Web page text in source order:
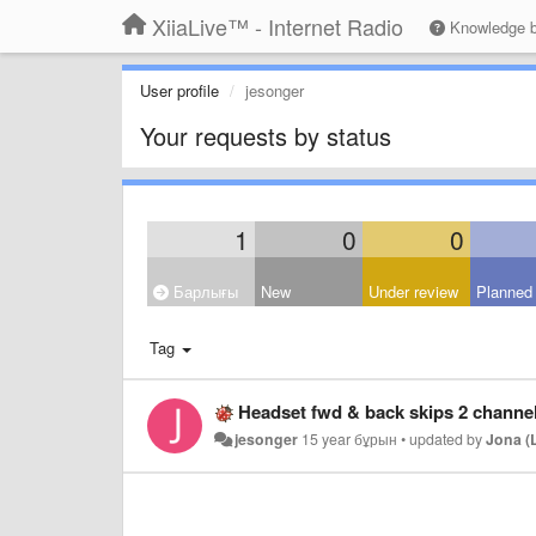
XiiaLive™ - Internet Radio Knowledge
User profile jesonger
Your requests by status
1 0 0
Барлығы New Under review Planned
Tag
Headset fwd & back skips 2
jesonger 15 year бұрын •updated byJona